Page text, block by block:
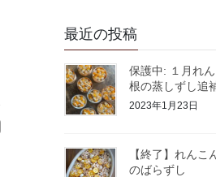
最近の投稿
保護中: １月れ
根の蒸しずし追
2023年1月23日
【終了】れんこ
のばらずし